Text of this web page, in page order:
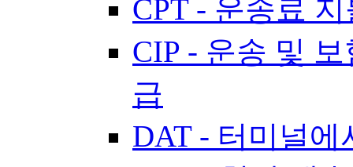
CPT - 운송료
CIP - 운송 및
급
DAT - 터미널에